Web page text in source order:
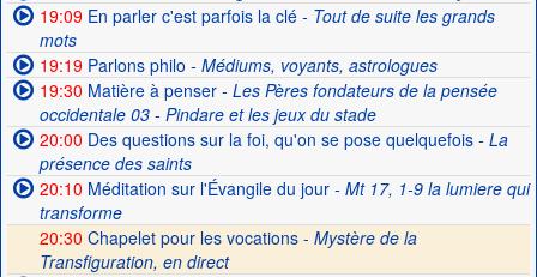
19:09En parler c'est parfois la clé- Tout de suite les grands
mots
19:19Parlons philo - Médiums, voyants, astrologues
19:30 Matière à penser- Les Pères fondateurs de la pensée
occidentale 03 - Pindare et les jeux du stade
20:00 Des questions sur la foi, qu'on se pose quelquefois- La
présence des saints
20:10 Méditation sur l'Évangile du jour- Mt 17, 1-9 la lumiere qui
transforme
20:30 Chapelet pour les vocations - Mystère de la
Transfiguration, en direct